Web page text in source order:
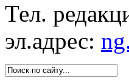
Тел.
эл.адрес: